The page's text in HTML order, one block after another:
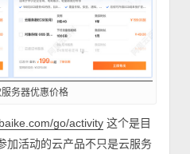
务器优惠价格
go/activity 这个是目
加活动的云产品不只是云服务